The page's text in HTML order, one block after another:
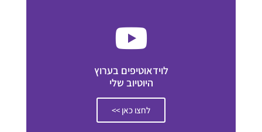
לוידאוטיפים בערוץ
היוטיוב שלי
לחצו כאן >>